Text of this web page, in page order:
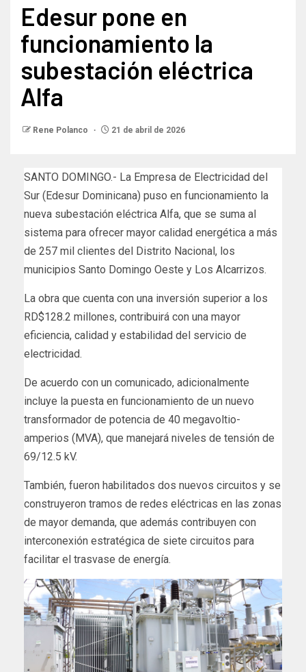
Edesur pone en
funcionamiento la
subestación eléctrica
Alfa
Rene Polanco 21 de abril de 2026
SANTO DOMINGO.- La Empresa de Electricidad del
Sur (Edesur Dominicana) puso en funcionamiento la
nueva subestación eléctrica Alfa, que se suma al
sistema para ofrecer mayor calidad energética a más
de 257 mil clientes del Distrito Nacional, los
municipios Santo Domingo Oeste y Los Alcarrizos.
La obra que cuenta con una inversión superior a los
RD$128.2 millones, contribuirá con una mayor
eficiencia, calidad y estabilidad del servicio de
electricidad.
De acuerdo con un comunicado, adicionalmente
incluye la puesta en funcionamiento de un nuevo
transformador de potencia de 40 megavoltio-
amperios (MVA), que manejará niveles de tensión de
69/12.5 kV.
También, fueron habilitados dos nuevos circuitos y se
construyeron tramos de redes eléctricas en las zonas
de mayor demanda, que además contribuyen con
interconexión estratégica de siete circuitos para
facilitar el trasvase de energía.